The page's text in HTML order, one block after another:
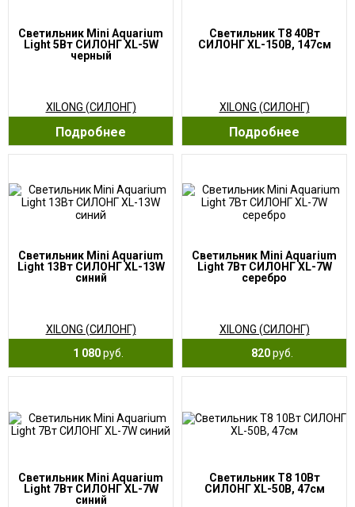
Светильник Mini Aquarium
Light 5Вт СИЛОНГ XL-5W
черный
XILONG (СИЛОНГ)
Подробнее
Светильник T8 40Вт
СИЛОНГ XL-150B, 147см
XILONG (СИЛОНГ)
Подробнее
Светильник Mini Aquarium
Light 13Вт СИЛОНГ XL-13W
синий
XILONG (СИЛОНГ)
1 080руб.
Светильник Mini Aquarium
Light 7Вт СИЛОНГ XL-7W
серебро
XILONG (СИЛОНГ)
820руб.
Светильник Mini Aquarium
Light 7Вт СИЛОНГ XL-7W
синий
Светильник T8 10Вт
СИЛОНГ XL-50B, 47см